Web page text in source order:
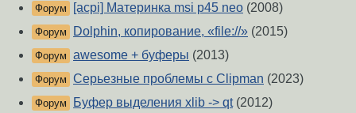
Форум [acpi] Материнка msi p45 neo (2008)
Форум Dolphin, копирование, «file://» (2015)
Форум awesome + буферы (2013)
Форум Серьезные проблемы с Clipman (2023)
Форум Буфер выделения xlib -> qt(2012)